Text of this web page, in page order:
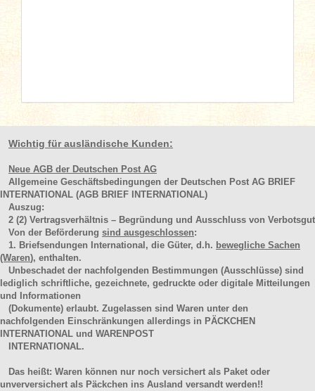
Wichtig für ausländische Kunden:
Neue AGB der Deutschen Post AG
Allgemeine Geschäftsbedingungen der Deutschen Post AG BRIEF
INTERNATIONAL (AGB BRIEF INTERNATIONAL)
Auszug:
2 (2) Vertragsverhältnis – Begründung und Ausschluss von Verbotsgut
Von der Beförderung sind ausgeschlossen:
1. Briefsendungen International, die Güter, d.h. bewegliche Sachen
(Waren), enthalten.
Unbeschadet der nachfolgenden Bestimmungen (Ausschlüsse) sind
lediglich schriftliche, gezeichnete, gedruckte oder digitale Mitteilungen
und Informationen
(Dokumente) erlaubt. Zugelassen sind Waren unter den
nachfolgenden Einschränkungen allerdings in PÄCKCHEN
INTERNATIONAL und WARENPOST
INTERNATIONAL.
Das heißt: Waren können nur noch versichert als Paket oder
unverversichert als Päckchen ins Ausland versandt werden!!